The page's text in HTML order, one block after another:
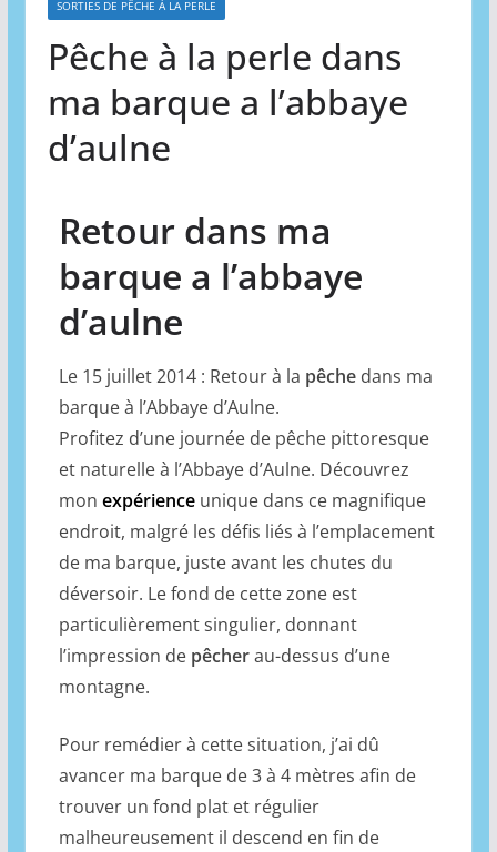
SORTIES DE PÊCHE À LA PERLE
Pêche à la perle dans
ma barque a l’abbaye
d’aulne
Retour dans ma
barque a l’abbaye
d’aulne
Le 15 juillet 2014 : Retour à la pêchedans ma
barque à l’Abbaye d’Aulne.
Profitez d’une journée de pêche pittoresque
et naturelle à l’Abbaye d’Aulne. Découvrez
mon expérienceunique dans ce magnifique
endroit, malgré les défis liés à l’emplacement
de ma barque, juste avant les chutes du
déversoir. Le fond de cette zone est
particulièrement singulier, donnant
l’impression de pêcherau-dessus d’une
montagne.
Pour remédier à cette situation, j’ai dû
avancer ma barque de 3 à 4 mètres afin de
trouver un fond plat et régulier
malheureusement il descend en fin de